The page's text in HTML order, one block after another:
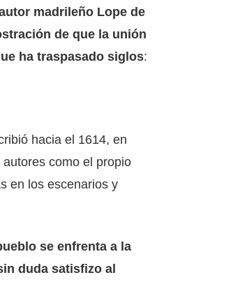
madrileño Lope de
de que la unión
ha traspasado siglos:
hacia el 1614, en
como el propio
en los escenarios y
se enfrenta a la
duda satisfizo al